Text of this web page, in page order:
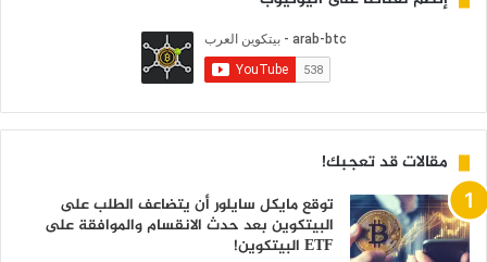
مقالات قد تعجبك!
توقع مايكل سايلور أن يتضاعف الطلب على
البيتكوين بعد حدث الانقسام والموافقة على
ETF البيتكوين!